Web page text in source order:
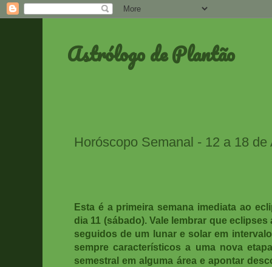
Astrólogo de Plantão
Horóscopo Semanal - 12 a 18 de
Esta é a primeira semana imediata ao
dia 11 (sábado). Vale lembrar que eclipses
seguidos de um lunar e solar em
sempre característicos a uma nova
semestral em alguma área e apontar